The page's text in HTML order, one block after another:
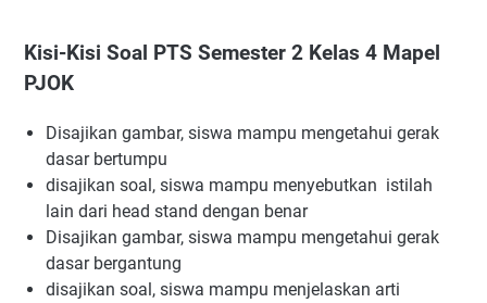
Kisi-Kisi Soal PTS Semester 2 Kelas 4 Mapel
PJOK
Disajikan gambar, siswa mampu mengetahui gerak
dasar bertumpu
disajikan soal, siswa mampu menyebutkan istilah
lain dari head stand dengan benar
Disajikan gambar, siswa mampu mengetahui gerak
dasar bergantung
disajikan soal, siswa mampu menjelaskan arti